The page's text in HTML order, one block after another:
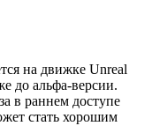
на движке Unreal
до альфа-версии.
в раннем доступе
стать хорошим